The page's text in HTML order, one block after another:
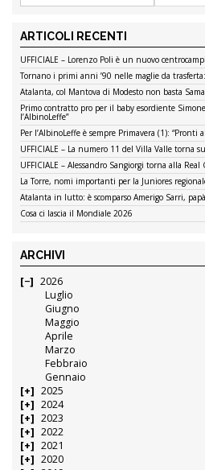
ARTICOLI RECENTI
UFFICIALE – Lorenzo Poli è un nuovo
Tornano i primi anni ’90 nelle maglie da
Atalanta, col Mantova di Modesto non basta
Primo contratto pro per il baby esordiente
l’AlbinoLeffe”
Per l’AlbinoLeffe è sempre Primavera (1):
UFFICIALE – La numero 11 del Villa Valle torna
UFFICIALE – Alessandro Sangiorgi torna alla Real
La Torre, nomi importanti per la Juniores
Atalanta in lutto: è scomparso Amerigo Sarri,
Cosa ci lascia il Mondiale 2026
ARCHIVI
2026
Luglio
Giugno
Maggio
Aprile
Marzo
Febbraio
Gennaio
2025
2024
2023
2022
2021
2020